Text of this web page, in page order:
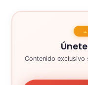
Contenido exclusivo